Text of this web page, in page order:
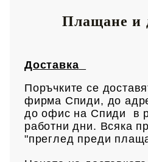
Плащане и
Доставка
Поръчките се
фирма Спиди, до
до офис на Спиди в
работни дни. Всяка
"преглед преди